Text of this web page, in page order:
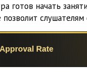
готов начать
слушателям